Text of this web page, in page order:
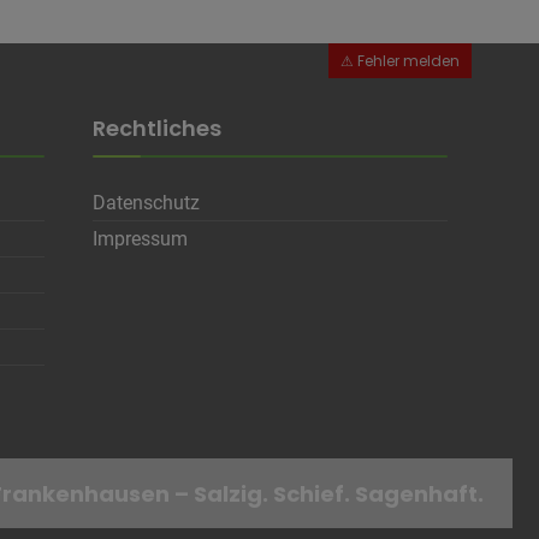
Rechtliches
Datenschutz
Impressum